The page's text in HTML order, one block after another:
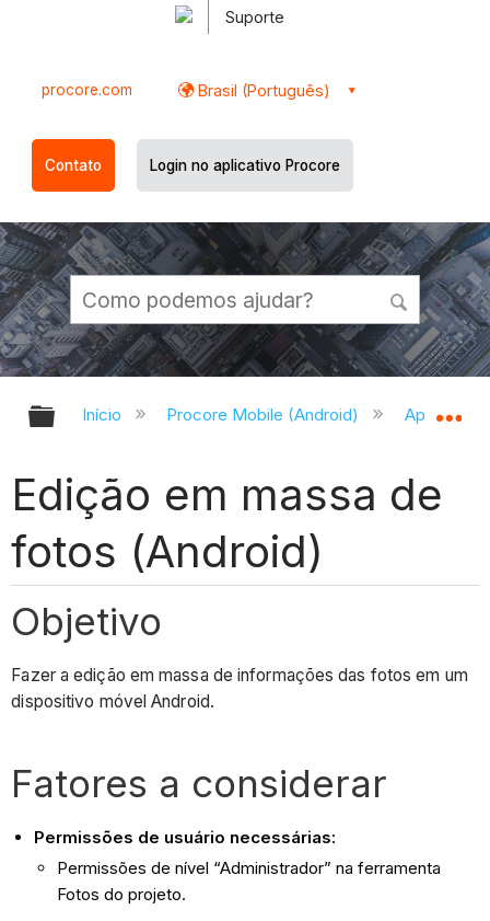
Suporte
procore.com Brasil (Português)
Contato Login no aplicativo Procore
Expandir/recolher hierarquia
Início Procore Mobile (Android) Aplicativo
Edição em massa de
fotos (Android)
Objetivo
Fazer a edição em massa de informações das fotos em um
dispositivo móvel Android.
Fatores a considerar
Permissões de usuário necessárias:
Permissões de nível “Administrador” na ferramenta
Fotos do projeto.